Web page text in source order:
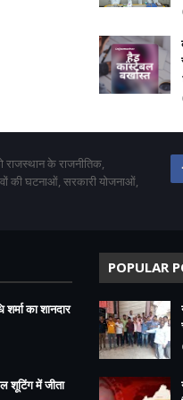
राजस्थान के राजनीतिक,
की घटनाओं, सरकारी योजनाओं,
का शानदार
शूटिंग में जीता
POPULAR